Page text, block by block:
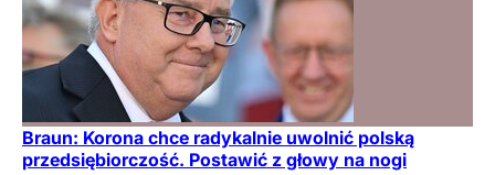
Braun: Korona chce radykalnie uwolnić polską
przedsiębiorczość. Postawić z głowy na nogi